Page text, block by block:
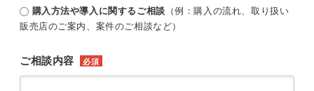
購入方法や導入に関するご相談 （例：購入の流れ、取り扱い
販売店のご案内、案件のご相談など）
ご相談内容 必須